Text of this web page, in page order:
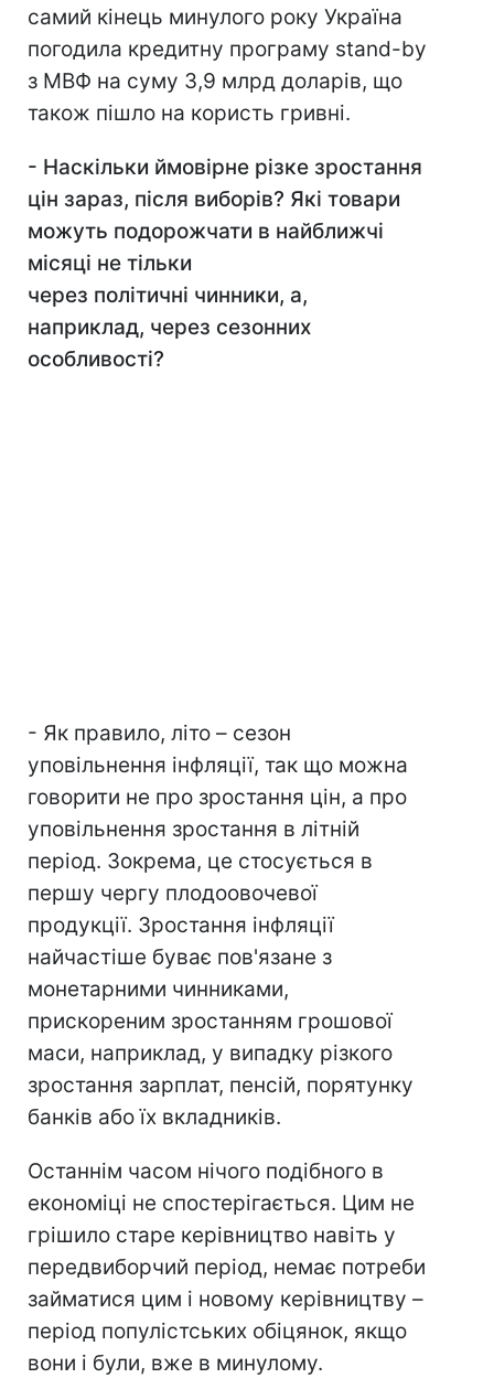
самий кінець минулого року Україна
погодила кредитну програму stand-by
з МВФ на суму 3,9 млрд доларів, що
також пішло на користь гривні.
- Наскільки ймовірне різке зростання
цін зараз, після виборів? Які товари
можуть подорожчати в найближчі
місяці не тільки
через політичні чинники, а,
наприклад, через сезонних
особливості?
- Як правило, літо – сезон
уповільнення інфляції, так що можна
говорити не про зростання цін, а про
уповільнення зростання в літній
період. Зокрема, це стосується в
першу чергу плодоовочевої
продукції. Зростання інфляції
найчастіше буває пов'язане з
монетарними чинниками,
прискореним зростанням грошової
маси, наприклад, у випадку різкого
зростання зарплат, пенсій, порятунку
банків або їх вкладників.
Останнім часом нічого подібного в
економіці не спостерігається. Цим не
грішило старе керівництво навіть у
передвиборчий період, немає потреби
займатися цим і новому керівництву –
період популістських обіцянок, якщо
вони і були, вже в минулому.